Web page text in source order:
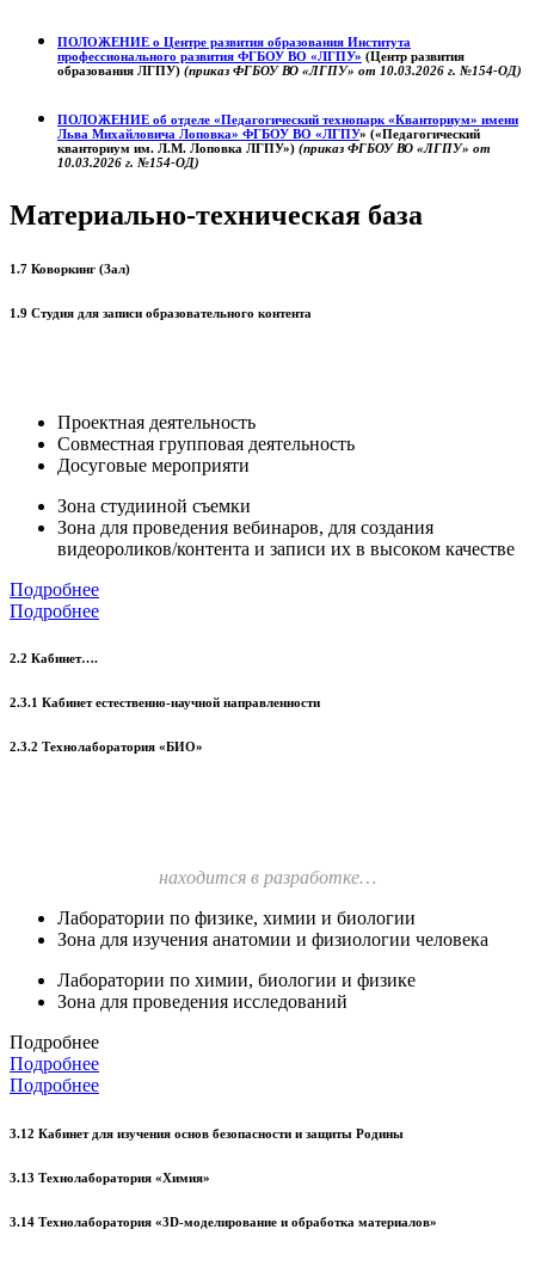
ПОЛОЖЕНИЕ о Центре развития образования Института
профессионального развития ФГБОУ ВО «ЛГПУ» (Центр развития
образования ЛГПУ) (приказ ФГБОУ ВО «ЛГПУ» от 10.03.2026 г. №154-ОД)
ПОЛОЖЕНИЕ об отделе «Педагогический технопарк «Кванториум» имени
Льва Михайловича Лоповка» ФГБОУ ВО «ЛГПУ» («Педагогический
кванториум им. Л.М. Лоповка ЛГПУ») (приказ ФГБОУ ВО «ЛГПУ» от
10.03.2026 г. №154-ОД)
Материально-техническая база
1.7 Коворкинг (Зал)
1.9 Студия для записи образовательного контента
Проектная деятельность
Совместная групповая деятельность
Досуговые мероприяти
Зона студииной съемки
Зона для проведения вебинаров, для создания
видеороликов/контента и записи их в высоком качестве
Подробнее
Подробнее
2.2 Кабинет….
2.3.1 Кабинет естественно-научной направленности
2.3.2 Технолаборатория «БИО»
находится в разработке…
Лаборатории по физике, химии и биологии
Зона для изучения анатомии и физиологии человека
Лаборатории по химии, биологии и физике
Зона для проведения исследований
Подробнее
Подробнее
Подробнее
3.12 Кабинет для изучения основ безопасности и защиты Родины
3.13 Технолаборатория «Химия»
3.14 Технолаборатория «3D-моделирование и обработка материалов»